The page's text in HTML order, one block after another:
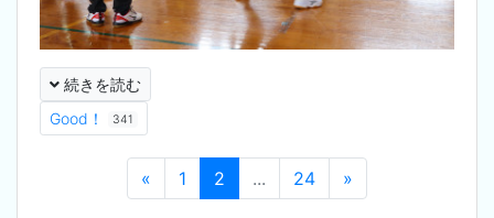
続きを読む
Good！
341
« 1 2 ... 24 »